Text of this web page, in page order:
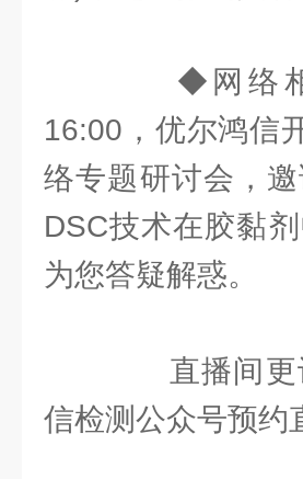
◆网络相
16:00，优尔鸿信
络专题研讨会，
DSC技术在胶黏
为您答疑解惑。
直播间更
信检测公众号预约